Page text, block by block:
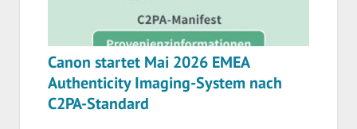
Canon startet Mai 2026 EMEA
Authenticity Imaging-System nach
C2PA-Standard